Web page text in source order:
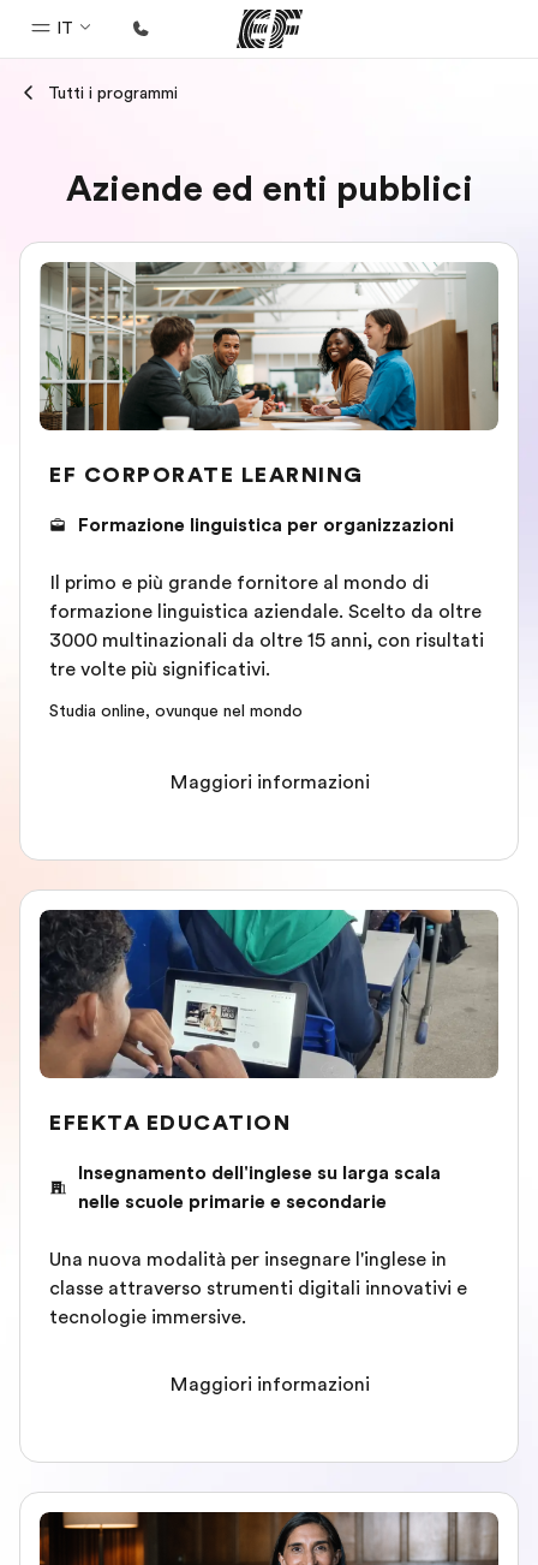
IT
Programmi
Vedi la nostra offerta
Uffici
Trova l'ufficio più vicino
Chi siamo
La nostra organizzazione
Carriera
Tutti i programmi
Aziende ed enti pubblici
EF CORPORATE LEARNING
Formazione linguistica per organizzazioni
Il primo e più grande fornitore al mondo di
formazione linguistica aziendale. Scelto da oltre
3000 multinazionali da oltre 15 anni, con risultati
tre volte più significativi.
Studia online, ovunque nel mondo
Maggiori informazioni
EFEKTA EDUCATION
Insegnamento dell'inglese su larga scala
nelle scuole primarie e secondarie
Una nuova modalità per insegnare l'inglese in
classe attraverso strumenti digitali innovativi e
tecnologie immersive.
Maggiori informazioni